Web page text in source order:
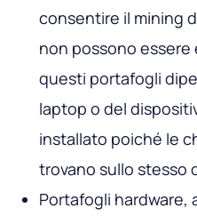
consentire il mining
non possono essere
questi portafogli
laptop o del
installato poiché le
trovano sullo stesso
Portafogli hardware,